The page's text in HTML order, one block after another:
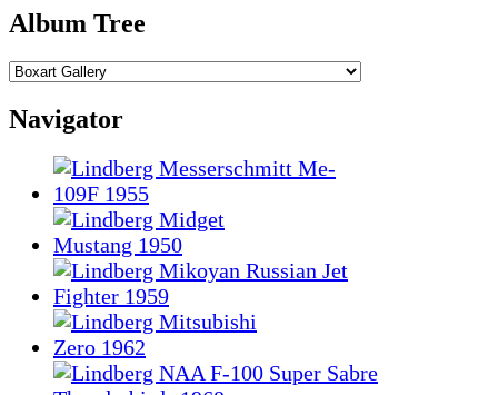
Album Tree
Navigator